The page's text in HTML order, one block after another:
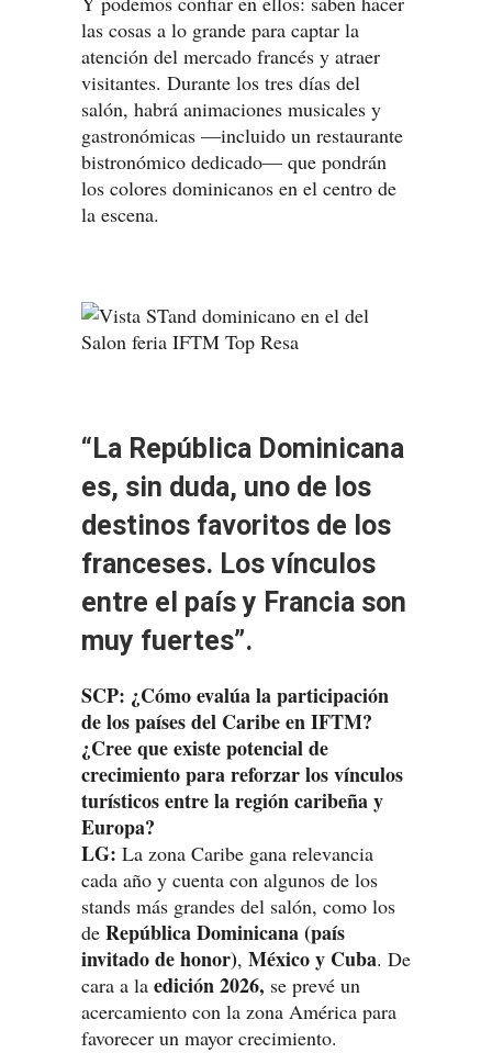
las cosas a lo grande para captar la
atención del mercado francés y atraer
visitantes. Durante los tres días del
salón, habrá animaciones musicales y
gastronómicas —incluido un restaurante
bistronómico dedicado— que pondrán
los colores dominicanos en el centro de
la escena.
“La República Dominicana
es, sin duda, uno de los
destinos favoritos de los
franceses. Los vínculos
entre el país y Francia son
muy fuertes”.
SCP: ¿Cómo evalúa la participación
de los países del Caribe en IFTM?
¿Cree que existe potencial de
crecimiento para reforzar los vínculos
turísticos entre la región caribeña y
Europa?
LG: La zona Caribe gana relevancia
cada año y cuenta con algunos de los
stands más grandes del salón, como los
de República Dominicana (país
invitado de honor), México y Cuba. De
cara a la edición 2026, se prevé un
acercamiento con la zona América para
favorecer un mayor crecimiento.